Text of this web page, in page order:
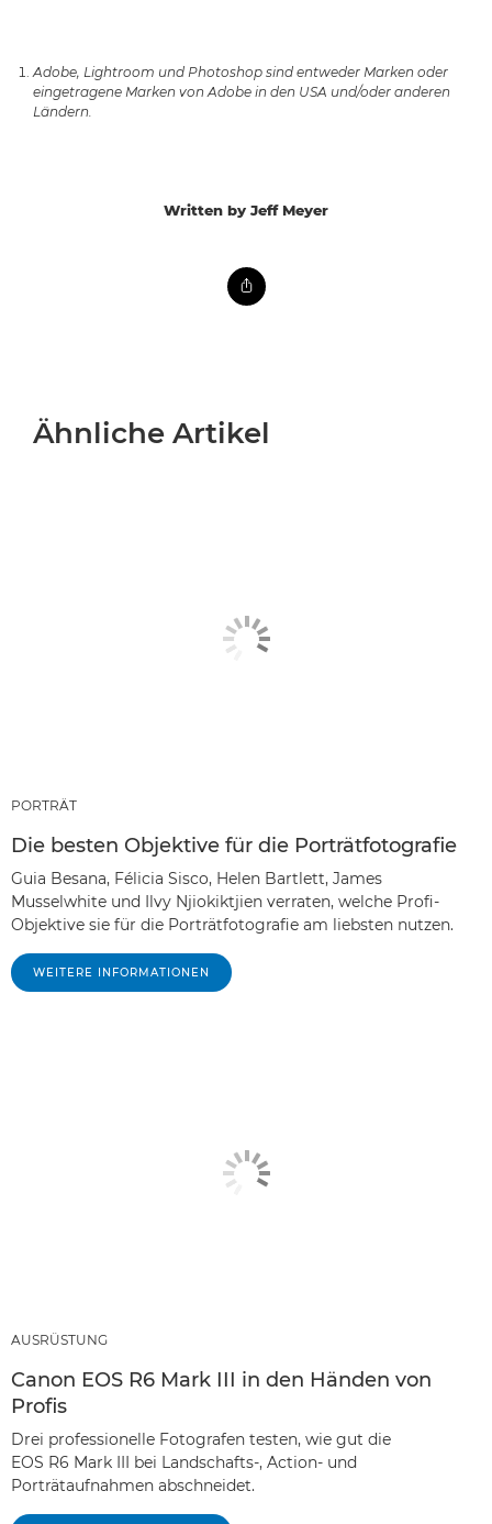
Adobe, Lightroom und Photoshop sind entweder Marken oder
eingetragene Marken von Adobe in den USA und/oder anderen
Ländern.
Written by Jeff Meyer
Ähnliche Artikel
PORTRÄT
Die besten Objektive für die Porträtfotografie
Guia Besana, Félicia Sisco, Helen Bartlett, James
Musselwhite und Ilvy Njiokiktjien verraten, welche Profi-
Objektive sie für die Porträtfotografie am liebsten nutzen.
WEITERE INFORMATIONEN
AUSRÜSTUNG
Canon EOS R6 Mark III in den Händen von
Profis
Drei professionelle Fotografen testen, wie gut die
EOS R6 Mark III bei Landschafts-, Action- und
Porträtaufnahmen abschneidet.